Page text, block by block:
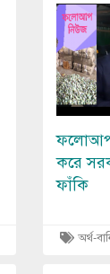
Image
করে
ফাঁকি
অর্থ-